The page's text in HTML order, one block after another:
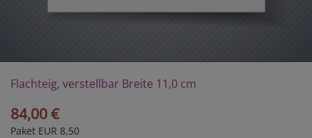
Flachteig, verstellbar Breite 11,0 cm
84,00 €
Paket EUR 8,50